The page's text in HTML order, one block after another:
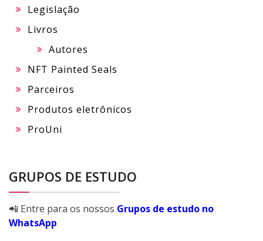
Legislação
Livros
Autores
NFT Painted Seals
Parceiros
Produtos eletrônicos
ProUni
GRUPOS DE ESTUDO
📲 Entre para os nossos Grupos de estudo no
WhatsApp